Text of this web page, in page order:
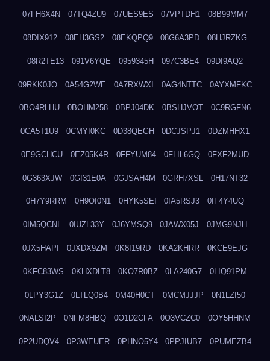
07FH6X4N 07TQ4ZU9 07UES9ES 07VPTDH1 08B99MM7
08DIX912 08EH3GS2 08EKQPQ9 08G6A3PD 08HJRZKG
08R2TE13 091V6YQE 0959345H 097C3BE4 09DI9AQ2
09RKK0JO 0A54G2WE 0A7RXWXI 0AG4NTTC 0AYXMFKC
0BO4RLHU 0BOHM258 0BPJ04DK 0BSHJVOT 0C9RGFN6
0CA5T1U9 0CMYI0KC 0D38QEGH 0DCJSPJ1 0DZMHHX1
0E9GCHCU 0EZ05K4R 0FFYUM84 0FLIL6GQ 0FXF2MUD
0G363XJW 0GI31E0A 0GJSAH4M 0GRH7XSL 0H17NT32
0H7Y9RRM 0H9OI0N1 0HYK5SEI 0IA5RSJ3 0IF4Y4UQ
0IM5QCNL 0IUZL33Y 0J6YMSQ9 0JAWX05J 0JMG9NJH
0JX5HAPI 0JXDX9ZM 0K8I19RD 0KA2KHRR 0KCE9EJG
0KFC83WS 0KHXDLT8 0KO7R0BZ 0LA240G7 0LIQ91PM
0LPY3G1Z 0LTLQ0B4 0M40H0CT 0MCMJJJP 0N1LZI50
0NALSI2P 0NFM8HBQ 0O1D2CFA 0O3VCZC0 0OY5HHNM
0P2UDQV4 0P3WEUER 0PHNO5Y4 0PPJIUB7 0PUMEZB4